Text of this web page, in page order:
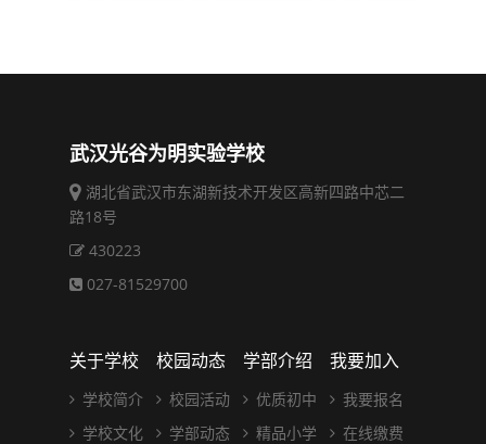
武汉光谷为明实验学校
湖北省武汉市东湖新技术开发区高新四路中芯二
路18号
430223
027-81529700
关于学校
学校简介
学校文化
校园动态
校园活动
学部动态
学部介绍
优质初中
精品小学
我要加入
我要报名
在线缴费